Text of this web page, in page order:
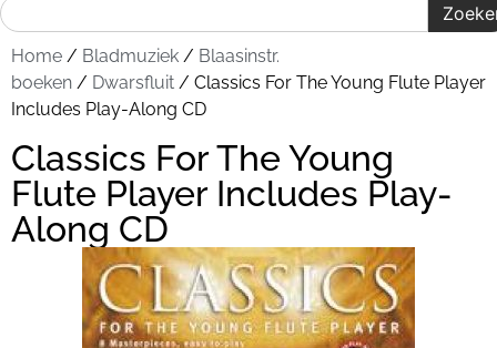
Home / Bladmuziek / Blaasinstr.
boeken / Dwarsfluit / Classics For The Young Flute Player
Includes Play-Along CD
Classics For The Young
Flute Player Includes Play-
Along CD